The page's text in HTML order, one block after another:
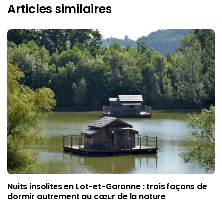
Articles similaires
Nuits insolites en Lot-et-Garonne : trois façons de
dormir autrement au cœur de la nature